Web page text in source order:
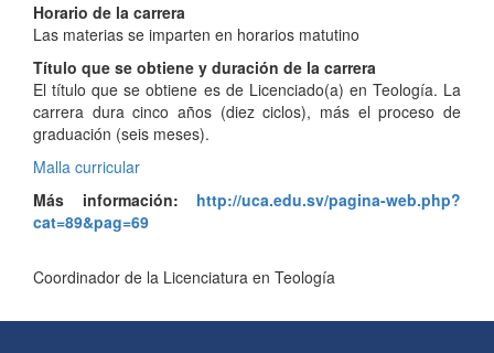
Horario de la carrera
Las materias se imparten en horarios matutino
Título que se obtiene y duración de la carrera
El título que se obtiene es de Licenciado(a) en Teología. La
carrera dura cinco años (diez ciclos), más el proceso de
graduación (seis meses).
Malla curricular
Más información: http://uca.edu.sv/pagina-web.php?
cat=89&pag=69
Coordinador de la Licenciatura en Teología